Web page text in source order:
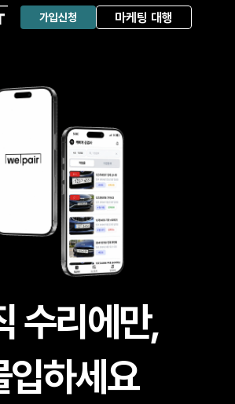
가입신청 마케팅 대행
수리에만,
입하세요